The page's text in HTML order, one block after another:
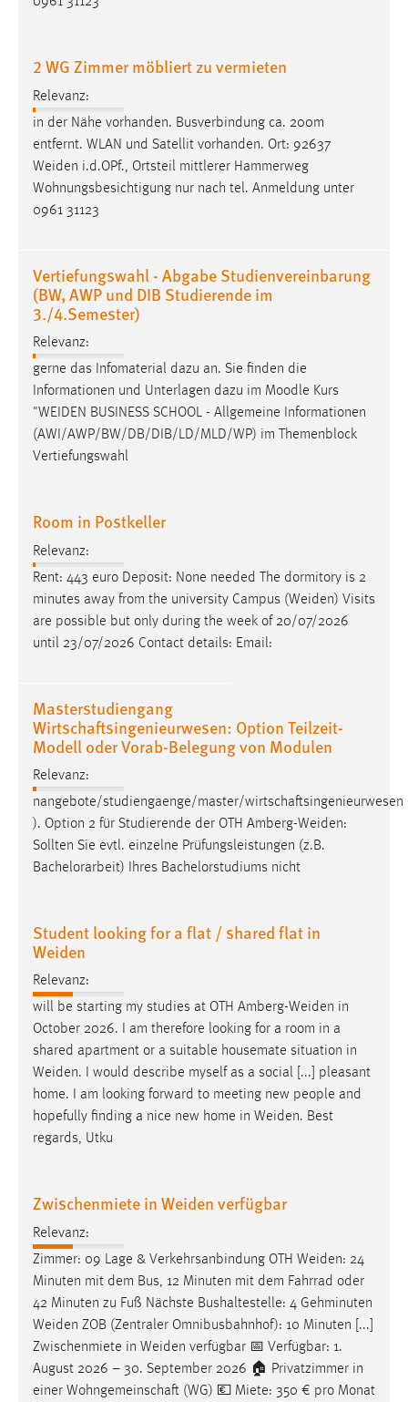
2 WG Zimmer möbliert zu vermieten
Relevanz:
in der Nähe vorhanden. Busverbindung ca. 200m
entfernt. WLAN und Satellit vorhanden. Ort: 92637
Weiden i.d.OPf., Ortsteil mittlerer Hammerweg
Wohnungsbesichtigung nur nach tel. Anmeldung unter
0961 31123
Vertiefungswahl - Abgabe Studienvereinbarung
(BW, AWP und DIB Studierende im
3./4.Semester)
Relevanz:
gerne das Infomaterial dazu an. Sie finden die
Informationen und Unterlagen dazu im Moodle Kurs
"WEIDEN BUSINESS SCHOOL - Allgemeine Informationen
(AWI/AWP/BW/DB/DIB/LD/MLD/WP) im Themenblock
Vertiefungswahl
Room in Postkeller
Relevanz:
Rent: 443 euro Deposit: None needed The dormitory is 2
minutes away from the university Campus (Weiden) Visits
are possible but only during the week of 20/07/2026
until 23/07/2026 Contact details: Email:
Masterstudiengang
Wirtschaftsingenieurwesen: Option Teilzeit-
Modell oder Vorab-Belegung von Modulen
Relevanz:
nangebote/studiengaenge/master/wirtschaftsingenieurwesen
). Option 2 für Studierende der OTH Amberg-Weiden:
Sollten Sie evtl. einzelne Prüfungsleistungen (z.B.
Bachelorarbeit) Ihres Bachelorstudiums nicht
Student looking for a flat / shared flat in
Weiden
Relevanz:
will be starting my studies at OTH Amberg-Weiden in
October 2026. I am therefore looking for a room in a
shared apartment or a suitable housemate situation in
Weiden. I would describe myself as a social [...] pleasant
home. I am looking forward to meeting new people and
hopefully finding a nice new home in Weiden. Best
regards, Utku
Zwischenmiete in Weiden verfügbar
Relevanz:
Zimmer: 09 Lage & Verkehrsanbindung OTH Weiden: 24
Minuten mit dem Bus, 12 Minuten mit dem Fahrrad oder
42 Minuten zu Fuß Nächste Bushaltestelle: 4 Gehminuten
Weiden ZOB (Zentraler Omnibusbahnhof): 10 Minuten [...]
Zwischenmiete in Weiden verfügbar 📅 Verfügbar: 1.
August 2026 – 30. September 2026 🏠 Privatzimmer in
einer Wohngemeinschaft (WG) 💶 Miete: 350 € pro Monat
MARKETING
Marketing Cookies werden von Drittanbietern
verwendet, um personalisierte Werbung anzuzeigen.
Sie tun dies, indem sie Besucher über Websites
hinweg verfolgen.
Google Ads
Name:
_gcl_au
Google Ireland Limited
Zweck:
Conversion-Tracking
Cookie Laufzeit:
Facebook Pixel
Name:
Anbieter:
Facebook
Cookie Laufzeit:
3 Monate
EXTERNE MEDIEN
Um Inhalte von Videoplattformen und Social Media
Plattformen anzeigen zu können, werden von diesen
YouTube
Vimeo